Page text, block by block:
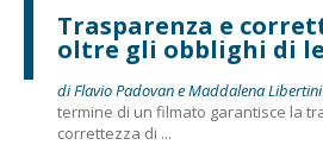
Trasparenza e
oltre gli obblighi di
di Flavio Padovan e Maddalena
termine di un filmato garantisce la
correttezza di ...